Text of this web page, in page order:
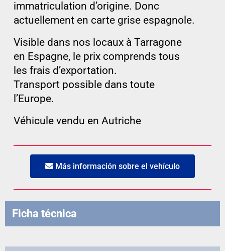
immatriculation d’origine. Donc
actuellement en carte grise espagnole.
Visible dans nos locaux à Tarragone
en Espagne, le prix comprends tous
les frais d’exportation.
Transport possible dans toute
l’Europe.
Véhicule vendu en Autriche
Más información sobre el vehículo
Ficha técnica